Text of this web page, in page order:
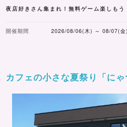
夜店好きさん集まれ！無料ゲーム楽しもう
開催期間 2026/08/06(木) ～ 08/07(金)
カフェの小さな夏祭り「にゃ